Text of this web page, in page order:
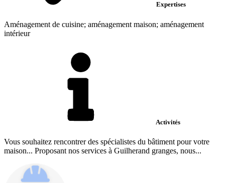
Expertises
Aménagement de cuisine; aménagement maison; aménagement
intérieur
Activités
Vous souhaitez rencontrer des spécialistes du bâtiment pour votre
maison... Proposant nos services à Guilherand granges, nous...